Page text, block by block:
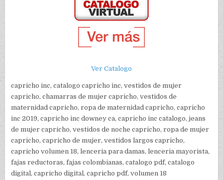
Ver Catalogo
capricho inc, catalogo capricho inc, vestidos de mujer
capricho, chamarras de mujer capricho, vestidos de
maternidad capricho, ropa de maternidad capricho, capricho
inc 2019, capricho inc downey ca, capricho inc catalogo, jeans
de mujer capricho, vestidos de noche capricho, ropa de mujer
capricho, capricho de mujer, vestidos largos capricho,
capricho volumen 18, lenceria para damas, lenceria mayorista,
fajas reductoras, fajas colombianas, catalogo pdf, catalogo
digital, capricho digital, capricho pdf, volumen 18